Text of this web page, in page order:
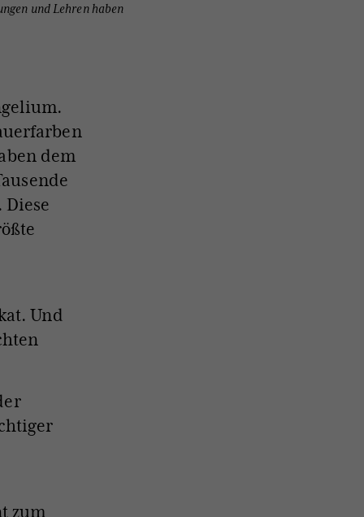
und Lehren haben
dem
Und
zum